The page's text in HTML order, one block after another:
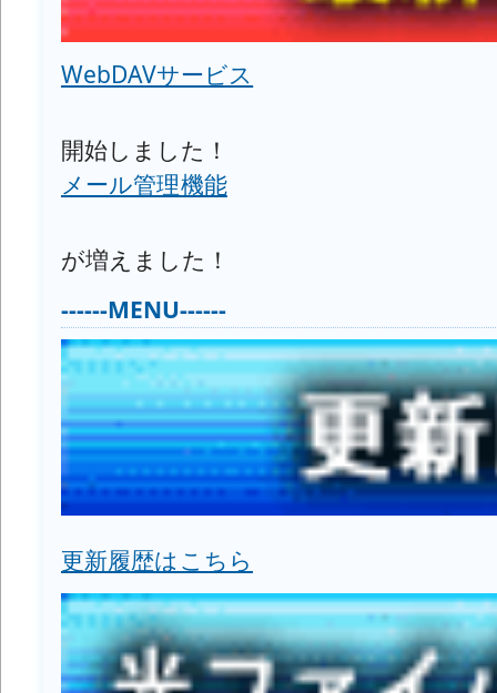
WebDAVサービス
開始しました！
メール管理機能
が増えました！
------MENU------
更新履歴はこちら